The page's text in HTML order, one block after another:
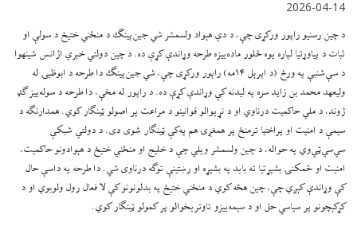
2026-04-14
د چین رسنیو راپور ورکړی چې، د دې هېواد ولسمشر شي جين‌پينګ د منځني ختيځ د سولې او
ثبات د پياوړتيا لپاره يوه څلور ماده‌ييزه طرحه وړاندې کړې ده. د چین دولتي خبري اژانس شینهوا
د سې‌شنبې په ورځ (د اپرېل ۱۴مه) راپور ورکړی چې، شي جين‌پينګ دا طرحه د ابوظبۍ له
وليعهد محمد بن زايد سره په ليدنه کې وړاندې کړې ده. د راپور له مخې، دا طرحه د سوله‌ييز ګډ
ژوند، د ملي حاکميت درناوي او د نړيوالو قوانينو د مراعت پر اصولو ټينګار کوي. همدارنګه د
سيمې د امنيت او پراختيا ترمنځ پر همغږۍ هم په‌کې ټينګار شوی دی. د دولتي شبکې
سي‌سي‌ټي‌وي په حواله، د چين ولسمشر ويلي چې د خليج او منځني ختيځ د هېوادونو حاکميت،
امنيت او ځمکنۍ بشپړتيا ته بايد په بشپړه او رښتينې توګه درناوی شي. دا طرحه په داسې حال
کې وړاندې کېږي چې، چين هڅه کوي د منځني ختيځ په بدلونونو کې لا فعال رول ولوبوي او د
کړکېچونو پر سياسي حل او د سيمه‌ييزو تاوتريخوالو پر کمولو ټينګار کوي.